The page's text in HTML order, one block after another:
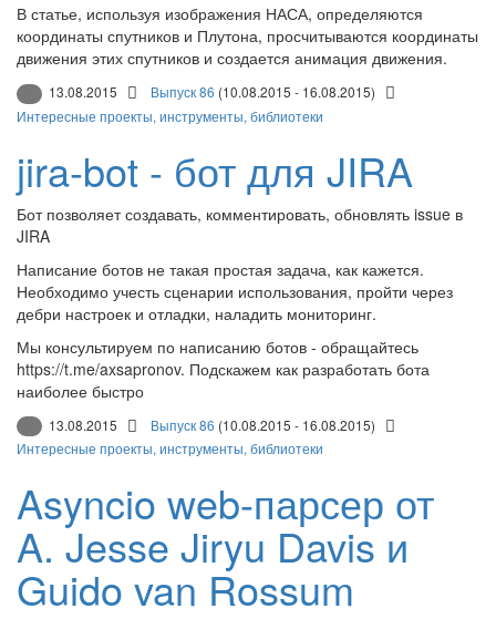
В статье, используя изображения НАСА, определяются
координаты спутников и Плутона, просчитываются координаты
движения этих спутников и создается анимация движения.
13.08.2015 Выпуск 86 (10.08.2015 - 16.08.2015)
Интересные проекты, инструменты, библиотеки
jira-bot - бот для JIRA
Бот позволяет создавать, комментировать, обновлять issue в
JIRA
Написание ботов не такая простая задача, как кажется.
Необходимо учесть сценарии использования, пройти через
дебри настроек и отладки, наладить мониторинг.
Мы консультируем по написанию ботов - обращайтесь
https://t.me/axsapronov. Подскажем как разработать бота
наиболее быстро
13.08.2015 Выпуск 86 (10.08.2015 - 16.08.2015)
Интересные проекты, инструменты, библиотеки
Asyncio web-парсер от
A. Jesse Jiryu Davis и
Guido van Rossum